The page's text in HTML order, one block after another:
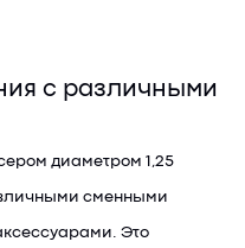
с различными
диаметром 1,25
сменными
Это